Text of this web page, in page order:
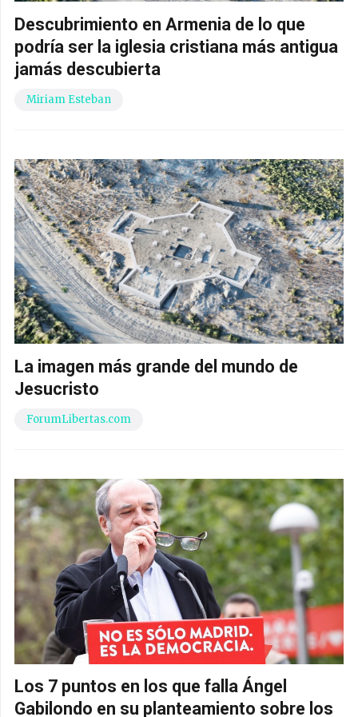
Descubrimiento en Armenia de lo que
podría ser la iglesia cristiana más antigua
jamás descubierta
Miriam Esteban
La imagen más grande del mundo de
Jesucristo
ForumLibertas.com
Los 7 puntos en los que falla Ángel
Gabilondo en su planteamiento sobre los